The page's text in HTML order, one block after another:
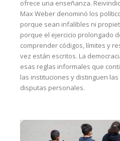
ofrece una enseñanza.
Max Weber denominó los
porque sean infalibles ni
porque el ejercicio prolongado
comprender códigos, límites y
vez están escritos. La
esas reglas informales que
las instituciones y distinguen
disputas personales.